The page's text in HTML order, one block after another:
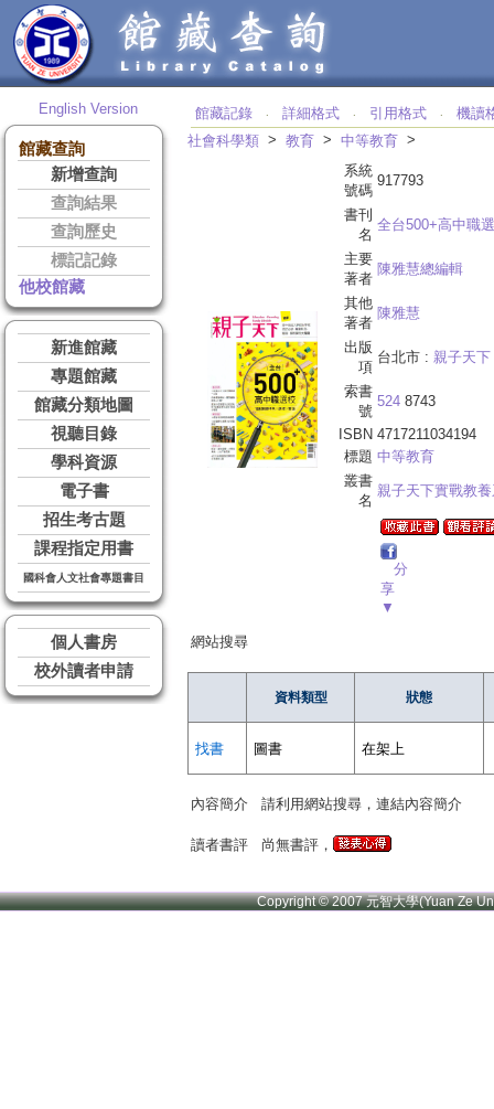
English Version
館藏查詢
新增查詢
查詢結果
查詢歷史
標記記錄
他校館藏
新進館藏
專題館藏
館藏分類地圖
視聽目錄
學科資源
電子書
招生考古題
課程指定用書
國科會人文社會專題書目
個人書房
校外讀者申請
館藏記錄 ‧ 詳細格式 ‧ 引用格式 ‧
機讀
社會科學類 > 教育 > 中等教育 >
系統
號碼
917793
書刊
名
全台500+高中職
主要
著者
陳雅慧總編輯
其他
著者
陳雅慧
出版
項
台北市 : 親子天下
索書
號
524 8743
ISBN 4717211034194
標題 中等教育
叢書
名
親子天下實戰教
分
享
▼
網站搜尋
資料類型 狀態
找書 圖書 在架上
內容簡介 請利用網站搜尋，連結內容簡介
讀者書評 尚無書評，
Copyright © 2007 元智大學(Yuan Ze